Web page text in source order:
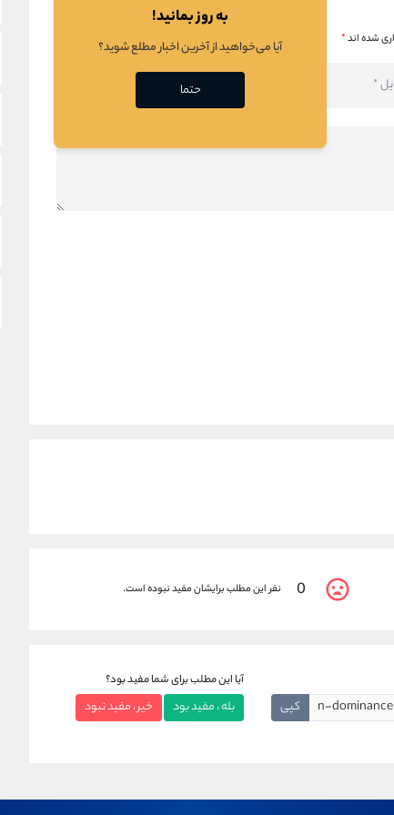
شده اند*
0 نفر این مطلب برایشان مفید نبوده است.
کپی
آیا این مطلب برای شما مفید بود؟
بله ، مفید بود خیر ، مفید نبود
به روز بمانید!
آیا می‌خواهید از آخرین اخبار مطلع شوید؟
حتما